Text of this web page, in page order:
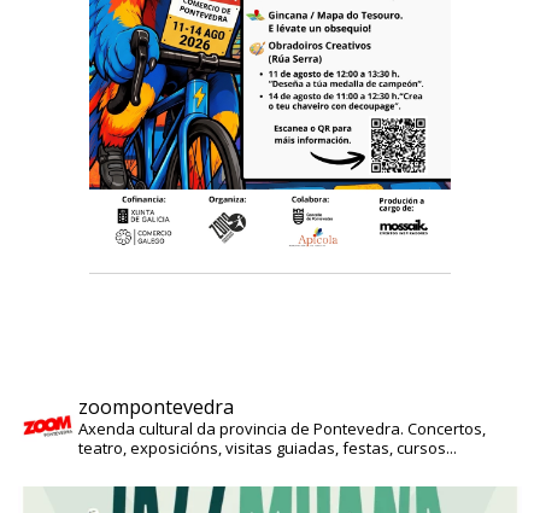
zoompontevedra
Axenda cultural da provincia de Pontevedra. Concertos,
teatro, exposicións, visitas guiadas, festas, cursos...